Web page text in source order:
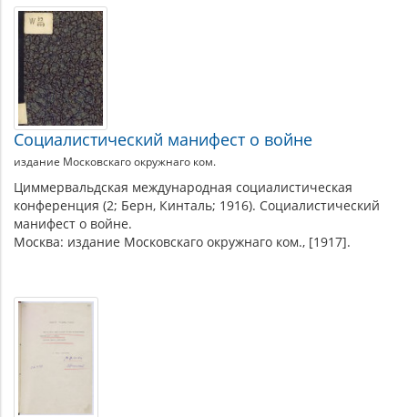
Социалистический манифест о войне
издание Московскаго окружнаго ком.
Циммервальдская международная социалистическая
конференция (2; Берн, Кинталь; 1916). Социалистический
манифест о войне.
Москва: издание Московскаго окружнаго ком., [1917].